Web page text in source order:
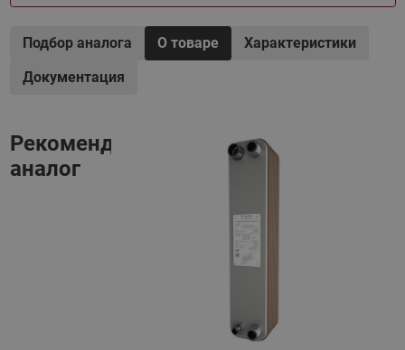
Подбор аналога О товаре
Характеристики
Документация
Рекомендованный
аналог